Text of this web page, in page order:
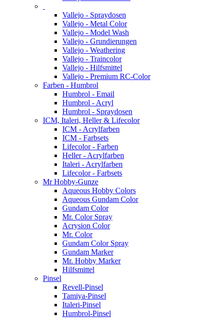
Vallejo - Spraydosen
Vallejo - Metal Color
Vallejo - Model Wash
Vallejo - Grundierungen
Vallejo - Weathering
Vallejo - Traincolor
Vallejo - Hilfsmittel
Vallejo - Premium RC-Color
Farben - Humbrol
Humbrol - Email
Humbrol - Acryl
Humbrol - Spraydosen
ICM, Italeri, Heller & Lifecolor
ICM - Acrylfarben
ICM - Farbsets
Lifecolor - Farben
Heller - Acrylfarben
Italeri - Acrylfarben
Lifecolor - Farbsets
Mr Hobby-Gunze
Aqueous Hobby Colors
Aqueous Gundam Color
Gundam Color
Mr. Color Spray
Acrysion Color
Mr. Color
Gundam Color Spray
Gundam Marker
Mr. Hobby Marker
Hilfsmittel
Pinsel
Revell-Pinsel
Tamiya-Pinsel
Italeri-Pinsel
Humbrol-Pinsel